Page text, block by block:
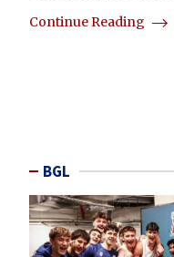
Continue Reading
BGL